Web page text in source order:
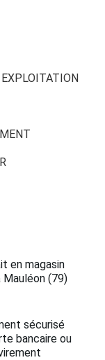
en magasin
Mauléon (79)
sécurisé
bancaire ou